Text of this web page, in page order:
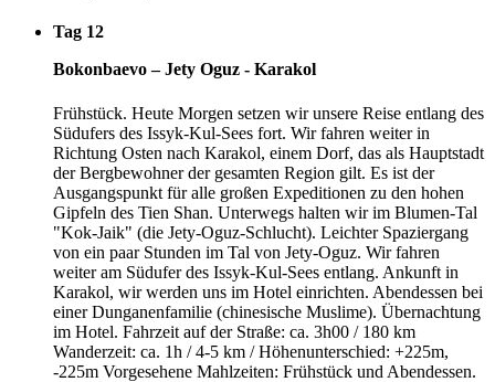
Tag 12
Bokonbaevo – Jety Oguz - Karakol
Frühstück. Heute Morgen setzen wir unsere Reise entlang des
Südufers des Issyk-Kul-Sees fort. Wir fahren weiter in
Richtung Osten nach Karakol, einem Dorf, das als Hauptstadt
der Bergbewohner der gesamten Region gilt. Es ist der
Ausgangspunkt für alle großen Expeditionen zu den hohen
Gipfeln des Tien Shan. Unterwegs halten wir im Blumen-Tal
"Kok-Jaik" (die Jety-Oguz-Schlucht). Leichter Spaziergang
von ein paar Stunden im Tal von Jety-Oguz. Wir fahren
weiter am Südufer des Issyk-Kul-Sees entlang. Ankunft in
Karakol, wir werden uns im Hotel einrichten. Abendessen bei
einer Dunganenfamilie (chinesische Muslime). Übernachtung
im Hotel. Fahrzeit auf der Straße: ca. 3h00 / 180 km
Wanderzeit: ca. 1h / 4-5 km / Höhenunterschied: +225m,
-225m Vorgesehene Mahlzeiten: Frühstück und Abendessen.